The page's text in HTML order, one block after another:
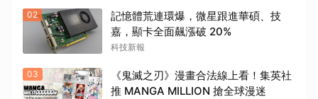
02
記憶體荒連環爆，微星跟進華碩、技
嘉，顯卡全面飆漲破 20%
科技新報
03
《鬼滅之刃》漫畫合法線上看！集英社
推 MANGA MILLION 搶全球漫迷